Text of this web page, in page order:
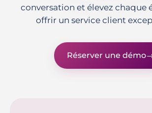
conversation et élevez chaque
offrir un service client
Réserver une démo